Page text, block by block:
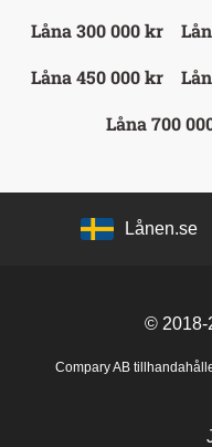
Låna 300 000 kr
Låna 450 000 kr
Låna 700
Lånen.se
© 2018-
Compary AB